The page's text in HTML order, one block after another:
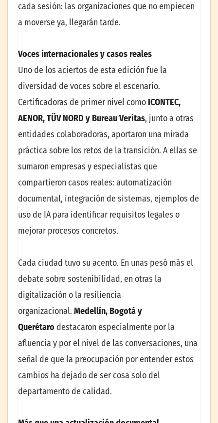
cada sesión: las organizaciones que no empiecen
a moverse ya, llegarán tarde.
Voces internacionales y casos reales
Uno de los aciertos de esta edición fue la
diversidad de voces sobre el escenario.
Certificadoras de primer nivel como ICONTEC,
AENOR, TÜV NORD y Bureau Veritas, junto a otras
entidades colaboradoras, aportaron una mirada
práctica sobre los retos de la transición. A ellas se
sumaron empresas y especialistas que
compartieron casos reales: automatización
documental, integración de sistemas, ejemplos de
uso de IA para identificar requisitos legales o
mejorar procesos concretos.
Cada ciudad tuvo su acento. En unas pesó más el
debate sobre sostenibilidad, en otras la
digitalización o la resiliencia
organizacional. Medellín, Bogotá y
Querétaro destacaron especialmente por la
afluencia y por el nivel de las conversaciones, una
señal de que la preocupación por entender estos
cambios ha dejado de ser cosa solo del
departamento de calidad.